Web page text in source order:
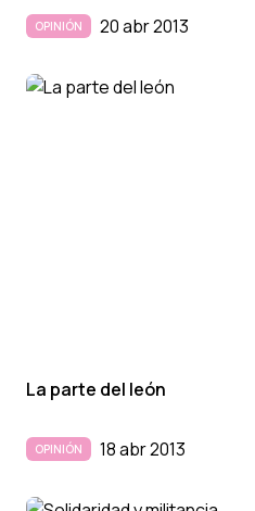
OPINIÓN 20 abr 2013
La parte del león
OPINIÓN 18 abr 2013